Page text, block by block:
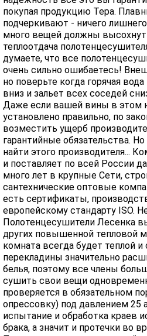
покупая продукцию Тера.
подчеркивают - ничего
много вещей должны
теплоотдача
думаете, что все
очень сильно ошибаетесь!
но поверьте когда горячая
вниз и зальет всех соседей
Даже если вашей вины в этом
установлено правильно, по
возместить ущерб
гарантийные обязательства.
найти этого производителя...
и поставляет по всей России
много лет в крупные Сети,
сантехнические оптовые
есть сертификаты,
европейскому стандарту ISO.
Полотенцесушители Лесенка
других повышенной тепловой
комната всегда будет теплой
перекладины значительно
белья, поэтому все члены
сушить свои вещи
проверяется в обязательном
опрессовку) под давлением 25
испытание и обработка краев
брака, а значит и протечки во